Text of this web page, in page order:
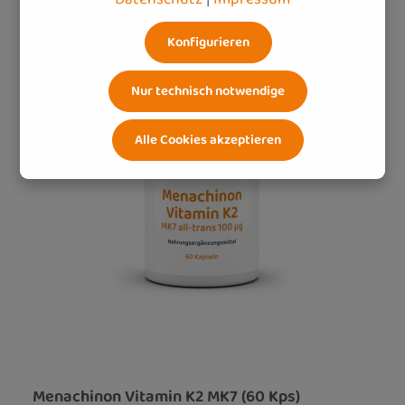
Menachinon Vitamin K2 MK7 (60 Kps)
Nur technisch notwendige
Konfigurieren
Alle Cookies akzeptieren